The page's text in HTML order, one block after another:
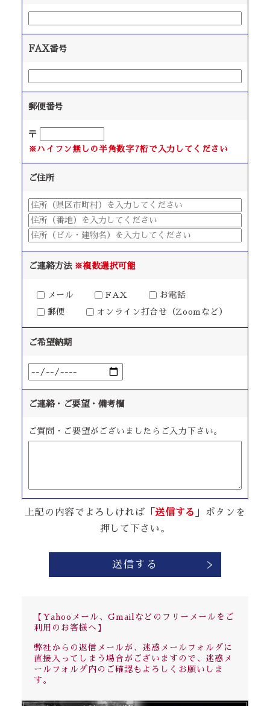
FAX番号
郵便番号
〒
※ハイフン無しの半角数字7桁で入力してください
ご住所
ご連絡方法 ※複数選択可能
メール FAX
お電話
郵便
オンライン打合せ（Zoomなど）
ご希望納期
ご連絡・ご要望・備考欄
ご質問・ご要望がございましたらご入力下さい。
上記の内容でよろしければ「送信する 」ボタンを
押して下さい。
【Yahooメール、Gmailなどのフリーメールをご
利用のお客様へ】
弊社からの返信メールが、迷惑メールフォルダに
直接入ってしまう場合がございますので、迷惑メ
ールフォルダ内のご確認もよろしくお願いしま
す。